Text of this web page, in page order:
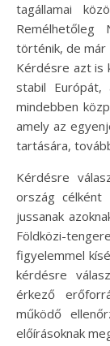
tagállamai
Remélhetőleg
történik, de már
Kérdésre azt is
stabil
mindebben
amely az
tartására,
Kérdésre
ország célként
jussanak
Földközi-
figyelemmel
kérdésre
érkező
működő
előírásoknak